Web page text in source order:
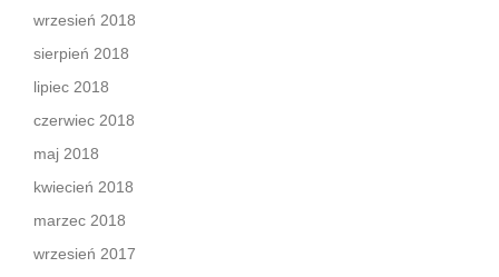
wrzesień 2018
sierpień 2018
lipiec 2018
czerwiec 2018
maj 2018
kwiecień 2018
marzec 2018
wrzesień 2017